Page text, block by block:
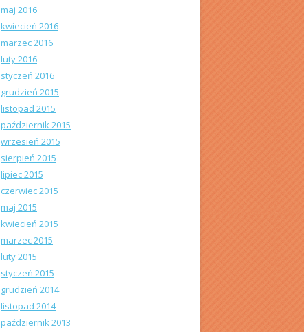
maj 2016
kwiecień 2016
marzec 2016
luty 2016
styczeń 2016
grudzień 2015
listopad 2015
październik 2015
wrzesień 2015
sierpień 2015
lipiec 2015
czerwiec 2015
maj 2015
kwiecień 2015
marzec 2015
luty 2015
styczeń 2015
grudzień 2014
listopad 2014
październik 2013